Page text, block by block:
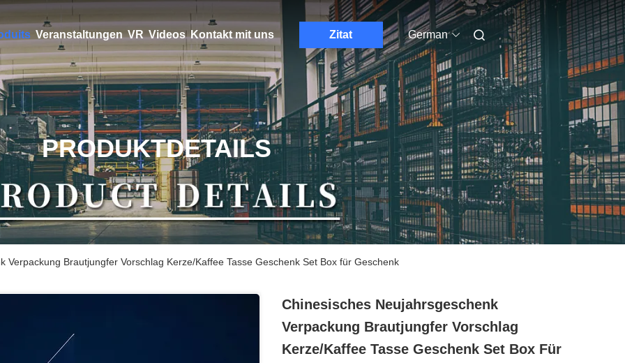
Veranstaltungen VR Videos Kontakt mit uns Zitat German
PRODUKTDETAILS
Verpackung Brautjungfer Vorschlag Kerze/Kaffee Tasse Geschenk Set Box für Geschenk
Chinesisches Neujahrsgeschenk
Verpackung Brautjungfer Vorschlag
Kerze/Kaffee Tasse Geschenk Set Box Für